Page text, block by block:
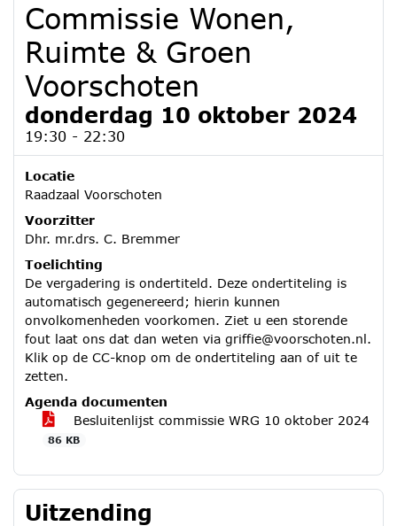
Commissie Wonen,
Ruimte & Groen
Voorschoten
donderdag 10 oktober 2024
19:30 - 22:30
Locatie
Raadzaal Voorschoten
Voorzitter
Dhr. mr.drs. C. Bremmer
Toelichting
De vergadering is ondertiteld. Deze ondertiteling is
automatisch gegenereerd; hierin kunnen
onvolkomenheden voorkomen. Ziet u een storende
fout laat ons dat dan weten via griffie@voorschoten.nl.
Klik op de CC-knop om de ondertiteling aan of uit te
zetten.
Agenda documenten
Besluitenlijst commissie WRG 10 oktober 2024
86 KB
Uitzending